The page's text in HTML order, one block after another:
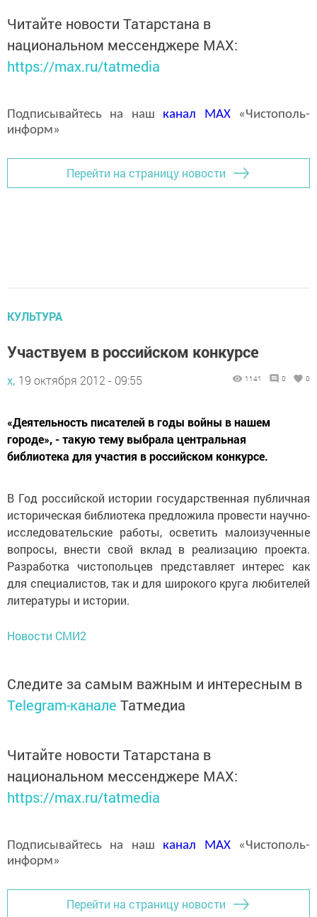
Читайте новости Татарстана в
национальном мессенджере MАХ:
https://max.ru/tatmedia
Подписывайтесь на наш канал MAX«Чистополь-
информ»
Перейти на страницу новости
КУЛЬТУРА
Участвуем в российском конкурсе
х, 19 октября 2012 - 09:55 1141 0 0
«Деятельность писателей в годы войны в нашем
городе», - такую тему выбрала центральная
библиотека для участия в российском конкурсе.
В Год российской истории государственная публичная
историческая библиотека предложила провести научно-
исследовательские работы, осветить малоизученные
вопросы, внести свой вклад в реализацию проек­та.
Разработка чистопольцев представляет интерес как
для специалистов, так и для широкого круга любителей
литературы и истории.
Новости СМИ2
Следите за самым важным и интересным в
Telegram-канале Татмедиа
Читайте новости Татарстана в
национальном мессенджере MАХ:
https://max.ru/tatmedia
Подписывайтесь на наш канал MAX«Чистополь-
информ»
Перейти на страницу новости